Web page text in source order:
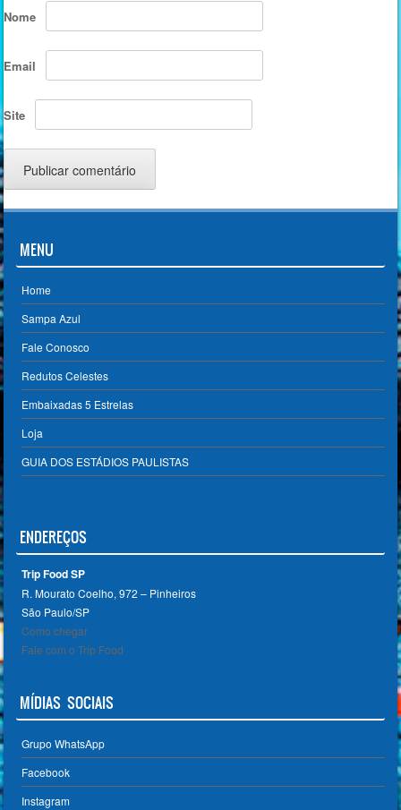
Nome
Email
Site
MENU
Home
Sampa Azul
Fale Conosco
Redutos Celestes
Embaixadas 5 Estrelas
Loja
GUIA DOS ESTÁDIOS PAULISTAS
ENDEREÇOS
Trip Food SP
R. Mourato Coelho, 972 – Pinheiros
São Paulo/SP ‎
Como chegar
Fale com o Trip Food
MÍDIAS SOCIAIS
Grupo WhatsApp
Facebook
Instagram